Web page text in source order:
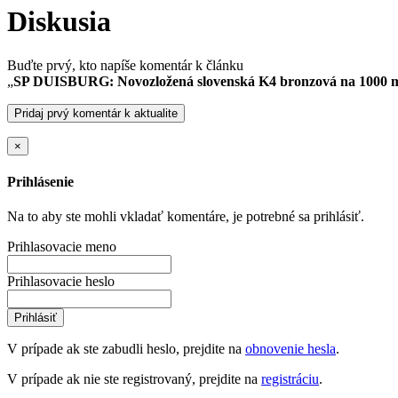
Diskusia
Buďte prvý, kto napíše komentár k článku
„SP DUISBURG: Novozložená slovenská K4 bronzová na 1000
Pridaj prvý komentár k aktualite
×
Prihlásenie
Na to aby ste mohli vkladať komentáre, je potrebné sa prihlásiť.
Prihlasovacie meno
Prihlasovacie heslo
Prihlásiť
V prípade ak ste zabudli heslo, prejdite na obnovenie hesla.
V prípade ak nie ste registrovaný, prejdite na registráciu.